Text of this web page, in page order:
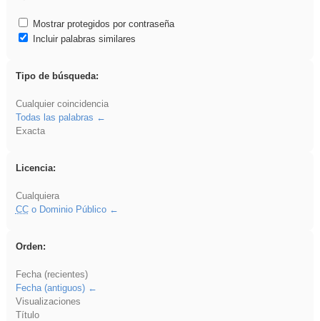
Mostrar protegidos por contraseña
Incluir palabras similares
Tipo de búsqueda:
Cualquier coincidencia
Todas las palabras
Exacta
Licencia:
Cualquiera
CCo Dominio Público
Orden:
Fecha (recientes)
Fecha (antiguos)
Visualizaciones
Título